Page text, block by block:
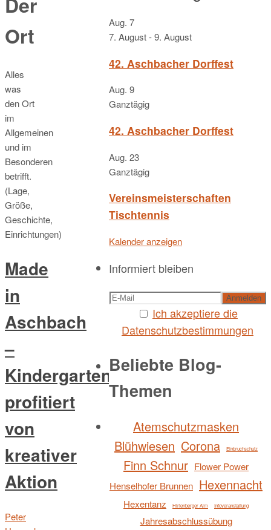
Ort
Alles
was
den Ort
im
Allgemeinen
und im
Besonderen
betrifft.
(Lage,
Größe,
Geschichte,
Einrichtungen)
Made
in
Aschbach
–
Kindergarten
profitiert
von
kreativer
Aktion
Peter
Aug. 7
7. August-9. August
42. Aschbacher Dorffest
Aug. 9
Ganztägig
42. Aschbacher Dorffest
Aug. 23
Ganztägig
Vereinsmeisterschaften
Tischtennis
Kalender anzeigen
Informiert bleiben
Ich akzeptiere die
Datenschutzbestimmungen
Beliebte Blog-
Themen
Atemschutzmasken
Blühwiesen Corona Einbruchschutz
Finn Schnur Flower Power
Henselhofer Brunnen Hexennacht
Hexentanz Hirtenberger Alm Infoveranstaltung
Jahresabschlussübung